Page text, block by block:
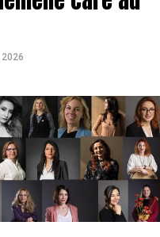
anunț: Olimpicii vor
Conexiunea